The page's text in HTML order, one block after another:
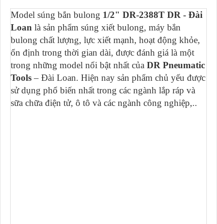
Model súng bắn bulong 1/2" DR-2388T DR - Đài
Loan là sản phẩm súng xiết bulong, máy bắn
bulong chất lượng, lực xiết mạnh, hoạt động khỏe,
ổn định trong thời gian dài, được đánh giá là một
trong những model nổi bật nhất của DR Pneumatic
Tools– Đài Loan. Hiện nay sản phẩm chủ yếu được
sử dụng phổ biến nhất trong các ngành lắp ráp và
sữa chữa điện tử, ô tô và các ngành công nghiệp,..